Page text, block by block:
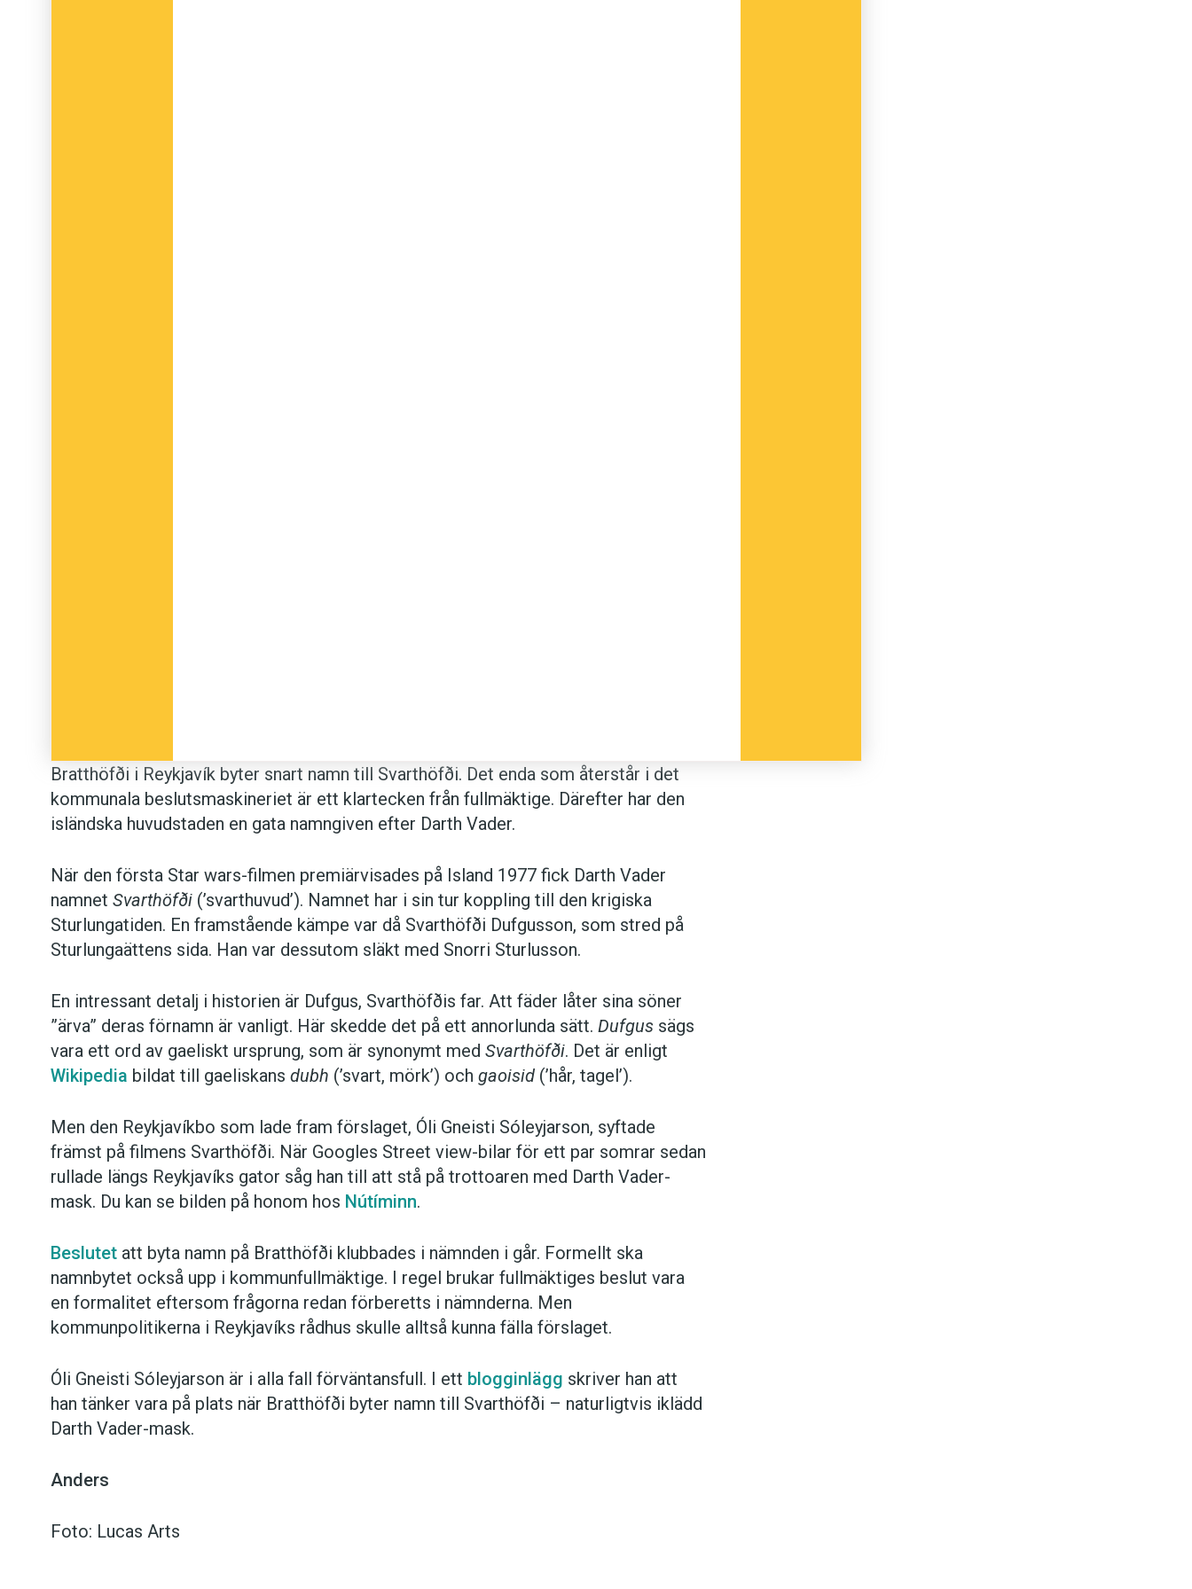
Bratthöfði i Reykjavík byter snart namn till Svarthöfði. Det enda som återstår i det
kommunala beslutsmaskineriet är ett klartecken från fullmäktige. Därefter har den
isländska huvudstaden en gata namngiven efter Darth Vader.
När den första Star wars-filmen premiärvisades på Island 1977 fick Darth Vader
namnet Svarthöfði (’svarthuvud’). Namnet har i sin tur koppling till den krigiska
Sturlungatiden. En framstående kämpe var då Svarthöfði Dufgusson, som stred på
Sturlungaättens sida. Han var dessutom släkt med Snorri Sturlusson.
En intressant detalj i historien är Dufgus, Svarthöfðis far. Att fäder låter sina söner
”ärva” deras förnamn är vanligt. Här skedde det på ett annorlunda sätt. Dufgus sägs
vara ett ord av gaeliskt ursprung, som är synonymt med Svarthöfði. Det är enligt
Wikipedia bildat till gaeliskans dubh (’svart, mörk’) och gaoisid (’hår, tagel’).
Men den Reykjavíkbo som lade fram förslaget, Óli Gneisti Sóleyjarson, syftade
främst på filmens Svarthöfði. När Googles Street view-bilar för ett par somrar sedan
rullade längs Reykjavíks gator såg han till att stå på trottoaren med Darth Vader-
mask. Du kan se bilden på honom hos Nútíminn.
Beslutet att byta namn på Bratthöfði klubbades i nämnden i går. Formellt ska
namnbytet också upp i kommunfullmäktige. I regel brukar fullmäktiges beslut vara
en formalitet eftersom frågorna redan förberetts i nämnderna. Men
kommunpolitikerna i Reykjavíks rådhus skulle alltså kunna fälla förslaget.
Óli Gneisti Sóleyjarson är i alla fall förväntansfull. I ett blogginlägg skriver han att
han tänker vara på plats när Bratthöfði byter namn till Svarthöfði – naturligtvis iklädd
Darth Vader-mask.
Anders
Foto: Lucas Arts